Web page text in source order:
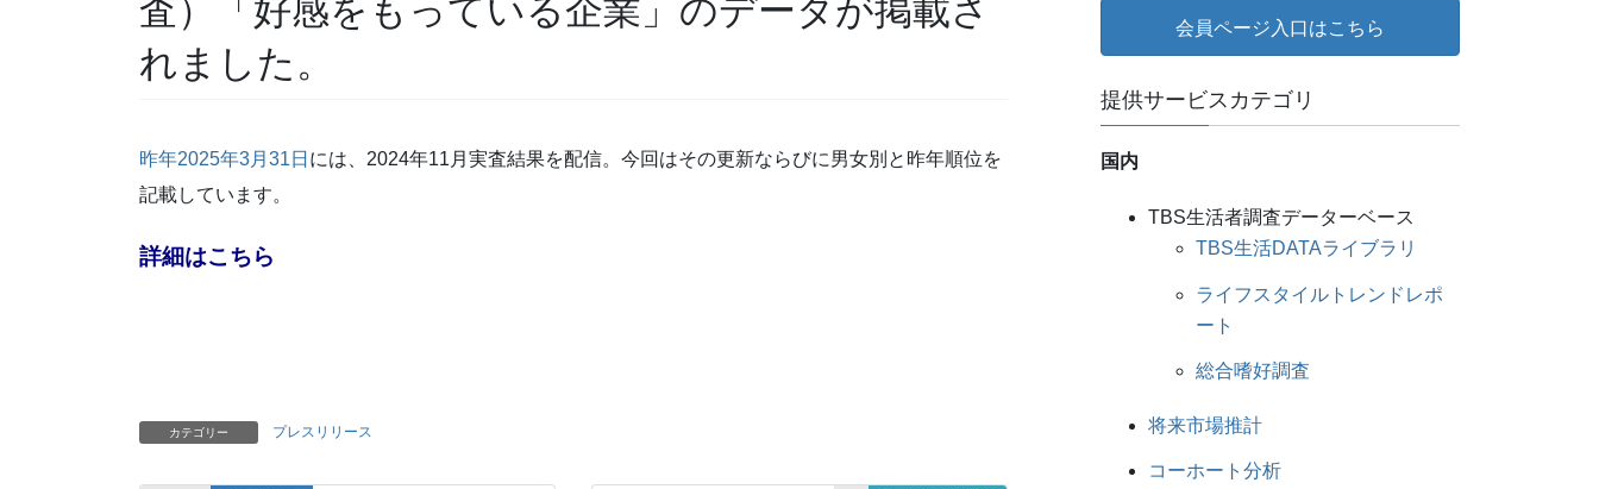
査）「好感をもっている企業」のデータが掲載さ
れました。
昨年2025年3月31日 には、2024年11月実査結果を配信。今回はその更新ならびに男女別と昨年順位を
記載しています。
詳細はこちら
カテゴリー プレスリリース
会員ページ入口はこちら
提供サービスカテゴリ
国内
TBS生活者調査データーベース
TBS生活DATAライブラリ
ライフスタイルトレンドレポ
ート
総合嗜好調査
将来市場推計
コーホート分析